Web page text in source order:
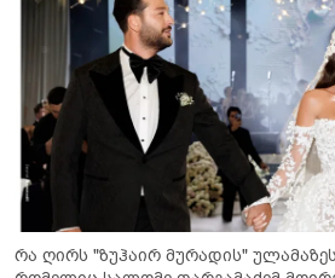
რა ღირს "ზუჰაირ მურადის" ულამაზესი საქორწინო კაბა,